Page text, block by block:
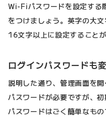
Wi-Fiパスワードを設定する
をつけましょう。英字の大
16文字以上に設定すること
ログインパスワードも
説明した通り、管理画面を
パスワードが必要ですが、
パスワードはごく簡単なもの